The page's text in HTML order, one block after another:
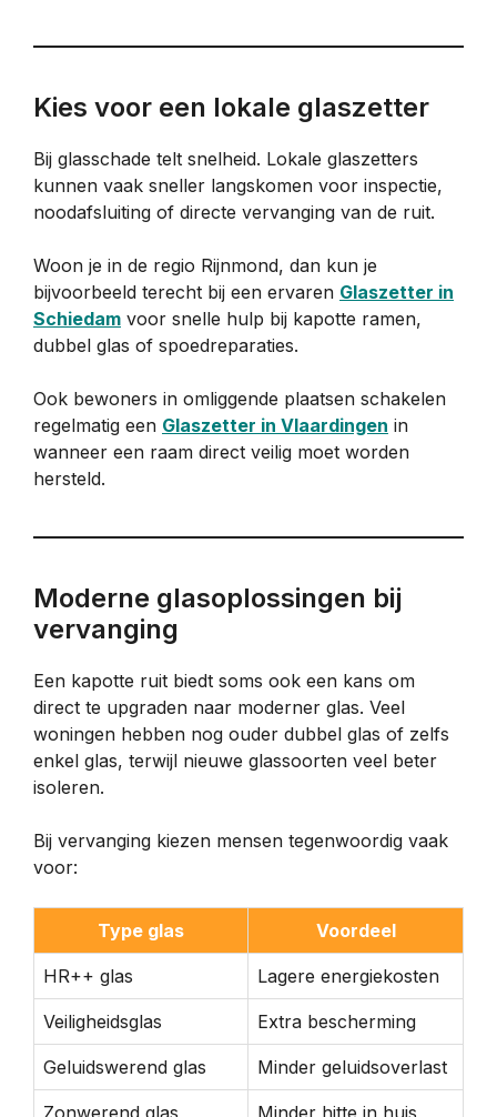
Kies voor een lokale glaszetter
Bij glasschade telt snelheid. Lokale glaszetters
kunnen vaak sneller langskomen voor inspectie,
noodafsluiting of directe vervanging van de ruit.
Woon je in de regio Rijnmond, dan kun je
bijvoorbeeld terecht bij een ervaren Glaszetter in
Schiedam voor snelle hulp bij kapotte ramen,
dubbel glas of spoedreparaties.
Ook bewoners in omliggende plaatsen schakelen
regelmatig een Glaszetter in Vlaardingen in
wanneer een raam direct veilig moet worden
hersteld.
Moderne glasoplossingen bij
vervanging
Een kapotte ruit biedt soms ook een kans om
direct te upgraden naar moderner glas. Veel
woningen hebben nog ouder dubbel glas of zelfs
enkel glas, terwijl nieuwe glassoorten veel beter
isoleren.
Bij vervanging kiezen mensen tegenwoordig vaak
voor:
Type glas Voordeel
HR++ glas Lagere energiekosten
Veiligheidsglas Extra bescherming
Geluidswerend glas Minder geluidsoverlast